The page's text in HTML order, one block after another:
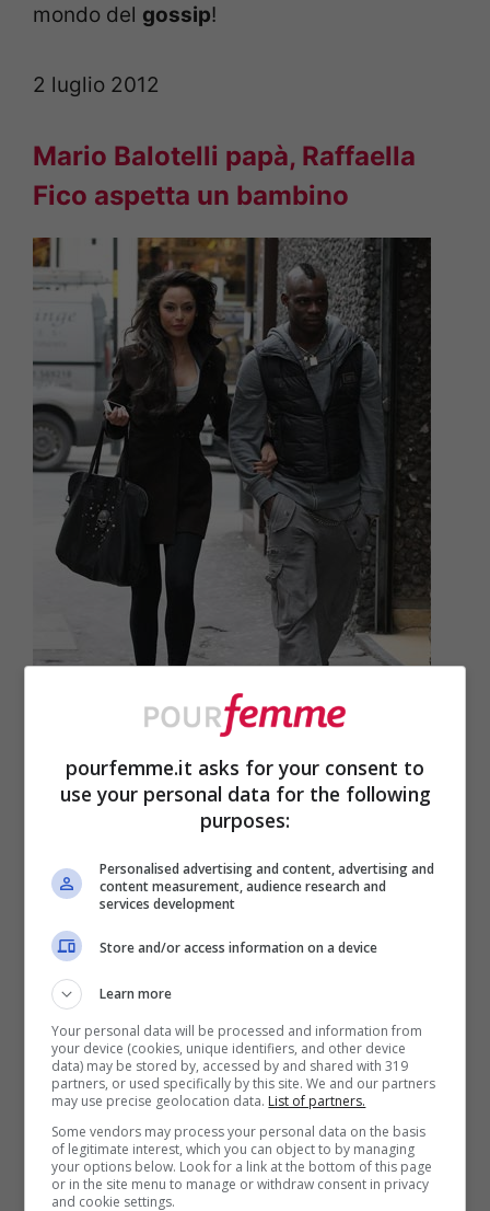
mondo del gossip!
2 luglio 2012
Mario Balotelli papà, Raffaella
Fico aspetta un bambino
sta per diventare
centravanti della nazionale italiana aspetta
un bambino dalla sua compagna, la ex
gieffina
Raffaella Fico . La bella Raffaella
Fico in un’intervista esclusiva al
settimanale “Chi” ha dato la notizia, è in
attesa del suo primo figlio, il padre è super
Mario che ha saputo del bimbo arrivo il
giorno prima della semifinale con la
Germania agli Europei 2012 , partita in cui
pourfemme.it asks for your consent to
use your personal data for the following
purposes:
Personalised advertising and content, advertising and
content measurement, audience research and
services development
Store and/or access information on a device
Learn more
Your personal data will be processed and information from
your device (cookies, unique identifiers, and other device
data) may be stored by, accessed by and shared with 319
partners, or used specifically by this site. We and our partners
may use precise geolocation data. List of partners.
Some vendors may process your personal data on the basis
of legitimate interest, which you can object to by managing
your options below. Look for a link at the bottom of this page
or in the site menu to manage or withdraw consent in privacy
and cookie settings.